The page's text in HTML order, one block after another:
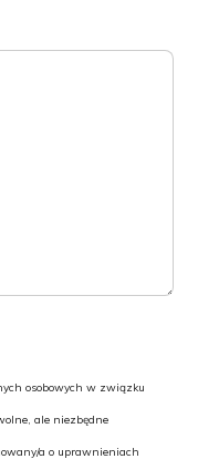
osobowych w związku
ale niezbędne
a o uprawnieniach